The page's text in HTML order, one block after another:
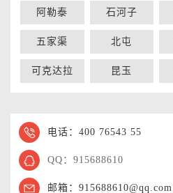
阿勒泰 石河子
五家渠 北屯
可克达拉 昆玉
电话：400 76543 55
QQ：915688610
邮箱：915688610@qq.com